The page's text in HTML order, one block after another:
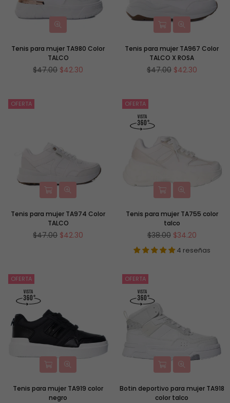
Tenis para mujer TA980 Color
TALCO
Precio
$47.00 $42.30
Tenis para mujer TA967 Color
TALCO X ROSA
Precio
$47.00 $42.30
OFERTA
Tenis para mujer TA974 Color
TALCO
Precio
$47.00 $42.30
OFERTA
Tenis para mujer TA755 color
talco
Precio
$38.00 $34.20
4 reseñas
OFERTA
Tenis para mujer TA919 color
negro
OFERTA
Botin deportivo para mujer TA918
color talco